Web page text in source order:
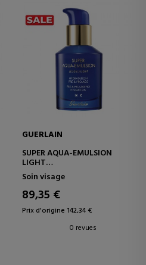
GUERLAIN
SUPER AQUA-EMULSION
LIGHT
SOIN HYDRATANT
CONCENTRÉ
Soin visage
89,35 €
Prix d'origine 142,34 €
0 revues